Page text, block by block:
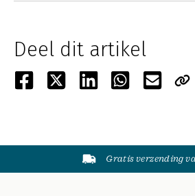
Deel dit artikel
Gratis verzending